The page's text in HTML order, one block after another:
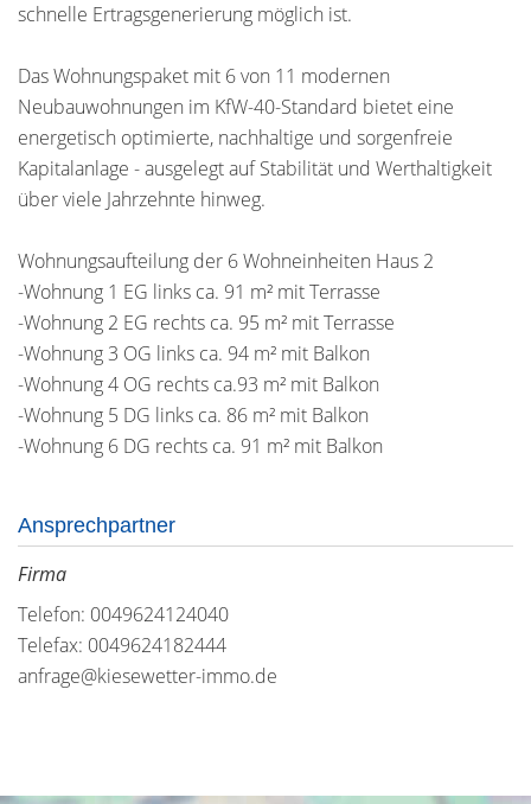
schnelle Ertragsgenerierung möglich ist.
Das Wohnungspaket mit 6 von 11 modernen
Neubauwohnungen im KfW-40-Standard bietet eine
energetisch optimierte, nachhaltige und sorgenfreie
Kapitalanlage - ausgelegt auf Stabilität und Werthaltigkeit
über viele Jahrzehnte hinweg.
Wohnungsaufteilung der 6 Wohneinheiten Haus 2
-Wohnung 1 EG links ca. 91 m² mit Terrasse
-Wohnung 2 EG rechts ca. 95 m² mit Terrasse
-Wohnung 3 OG links ca. 94 m² mit Balkon
-Wohnung 4 OG rechts ca.93 m² mit Balkon
-Wohnung 5 DG links ca. 86 m² mit Balkon
-Wohnung 6 DG rechts ca. 91 m² mit Balkon
Ansprechpartner
Firma
Telefon: 0049624124040
Telefax: 0049624182444
anfrage@kiesewetter-immo.de